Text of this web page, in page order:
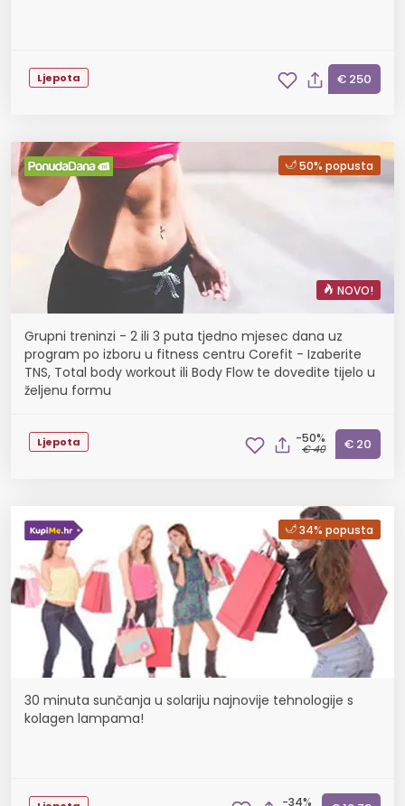
Ljepota € 250
50% popusta
NOVO!
Grupni treninzi - 2 ili 3 puta tjedno mjesec dana uz
program po izboru u fitness centru Corefit - Izaberite
TNS, Total body workout ili Body Flow te dovedite tijelo u
željenu formu
Ljepota -50%
€ 40 € 20
34% popusta
30 minuta sunčanja u solariju najnovije tehnologije s
kolagen lampama!
-34%